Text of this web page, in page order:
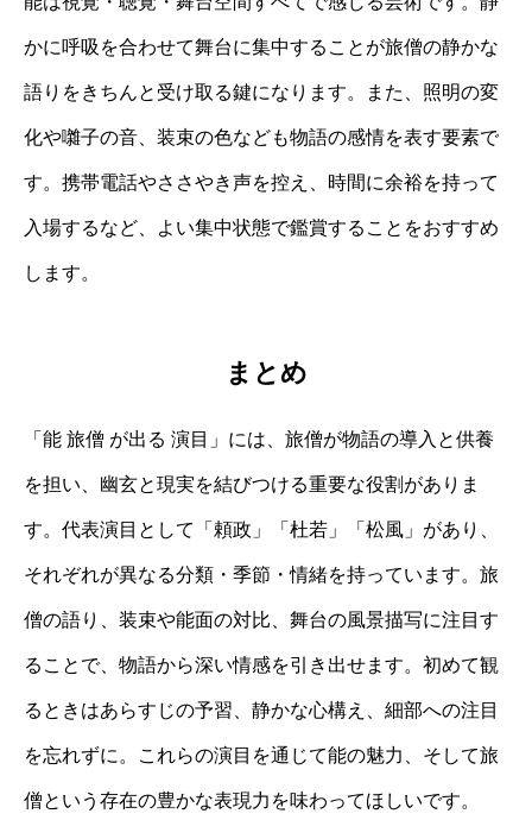
かに呼吸を合わせて舞台に集中することが旅僧の静かな
語りをきちんと受け取る鍵になります。また、照明の変
化や囃子の音、装束の色なども物語の感情を表す要素で
す。携帯電話やささやき声を控え、時間に余裕を持って
入場するなど、よい集中状態で鑑賞することをおすすめ
します。
まとめ
「能 旅僧 が出る 演目」には、旅僧が物語の導入と供養
を担い、幽玄と現実を結びつける重要な役割がありま
す。代表演目として「頼政」「杜若」「松風」があり、
それぞれが異なる分類・季節・情緒を持っています。旅
僧の語り、装束や能面の対比、舞台の風景描写に注目す
ることで、物語から深い情感を引き出せます。初めて観
るときはあらすじの予習、静かな心構え、細部への注目
を忘れずに。これらの演目を通じて能の魅力、そして旅
僧という存在の豊かな表現力を味わってほしいです。